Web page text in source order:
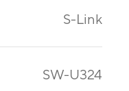
S-Link
SW-U324